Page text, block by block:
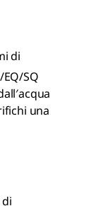
di
SQ
una